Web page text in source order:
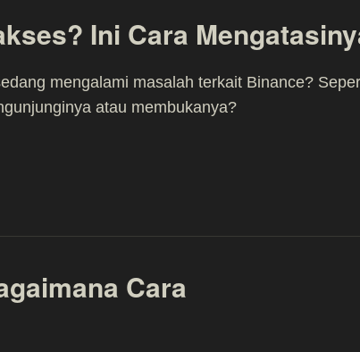
Ini Cara
mengalami masalah terkait Binance?
atau membukanya?
Cara